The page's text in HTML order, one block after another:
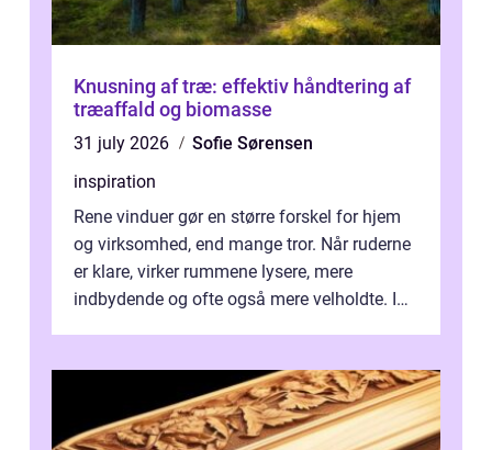
Knusning af træ: effektiv håndtering af
træaffald og biomasse
31 july 2026
Sofie Sørensen
inspiration
Rene vinduer gør en større forskel for hjem
og virksomhed, end mange tror. Når ruderne
er klare, virker rummene lysere, mere
indbydende og ofte også mere velholdte. I